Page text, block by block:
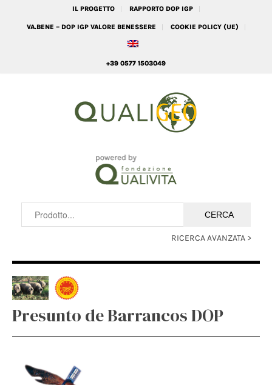
IL PROGETTO RAPPORTO DOP IGP
VA.BENE – DOP IGP VALORE BENESSERE COOKIE POLICY (UE)
+39 0577 1503049
RICERCA AVANZATA >
Presunto de Barrancos DOP